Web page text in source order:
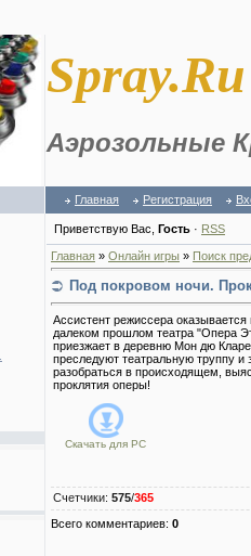
Spray.Ru
Аэрозольные
Главная Регистрация
Приветствую Вас Гость · RSS
Главная » Онлайн игры » Поиск
Под покровом ночи.
Ассистент режиссера
далеком прошлом театра "Опера
приезжает в деревню Мон дю
преследуют театральную труппу и
разобраться в происходящем,
проклятия оперы!
Скачать для PC
Счетчики: 575/365
Всего комментариев: 0